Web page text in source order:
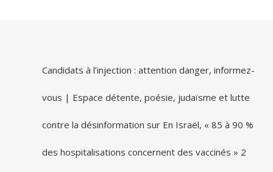
Candidats à l’injection : attention danger, informez-
vous | Espace détente, poésie, judaïsme et lutte
contre la désinformation sur En Israël, « 85 à 90 %
des hospitalisations concernent des vaccinés » 2